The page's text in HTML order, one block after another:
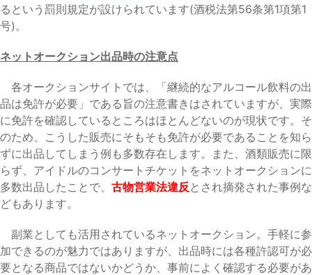
るという罰則規定が設けられています(酒税法第56条第1項第1
号)。
ネットオークション出品時の注意点
各オークションサイトでは、「継続的なアルコール飲料の出
品は免許が必要」である旨の注意書きはされていますが、実際
に免許を確認しているところはほとんどないのが現状です。そ
のため、こうした販売にそもそも免許が必要であることを知ら
ずに出品してしまう例も多数存在します。また、酒類販売に限
らず、アイドルのコンサートチケットをネットオークションに
多数出品したことで、 古物営業法違反 とされ摘発された事例な
どもあります。
副業としても活用されているネットオークション。手軽に参
加できるのが魅力ではありますが、出品時には各種許認可が必
要となる商品ではないかどうか、事前によく確認する必要があ